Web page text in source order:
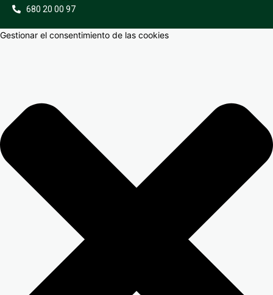
680 20 00 97
Gestionar el consentimiento de las cookies